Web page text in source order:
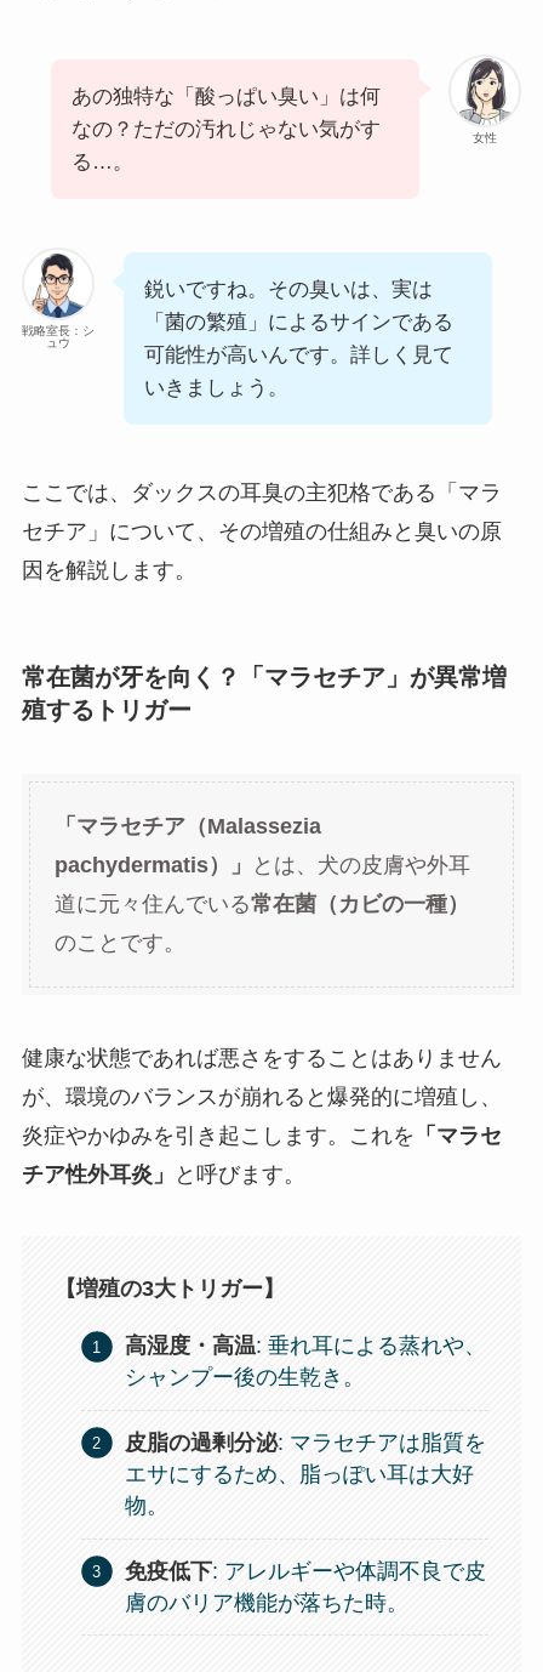
女性
あの独特な「酸っぱい臭い」は何
なの？ただの汚れじゃない気がす
る…。
戦略室長：シ
ュウ
鋭いですね。その臭いは、実は
「菌の繁殖」によるサインである
可能性が高いんです。詳しく見て
いきましょう。
ここでは、ダックスの耳臭の主犯格である「マラ
セチア」について、その増殖の仕組みと臭いの原
因を解説します。
常在菌が牙を向く？「マラセチア」が異常増
殖するトリガー
「マラセチア（Malassezia
pachydermatis）」
とは、犬の皮膚や外耳
道に元々住んでいる常在菌（カビの一種）
のことです。
健康な状態であれば悪さをすることはありません
が、環境のバランスが崩れると爆発的に増殖し、
炎症やかゆみを引き起こします。これを 「マラセ
チア性外耳炎」
と呼びます。
【増殖の3大トリガー】
高湿度・高温: 垂れ耳による蒸れや、
シャンプー後の生乾き。
皮脂の過剰分泌: マラセチアは脂質を
エサにするため、脂っぽい耳は大好
物。
免疫低下: アレルギーや体調不良で皮
膚のバリア機能が落ちた時。